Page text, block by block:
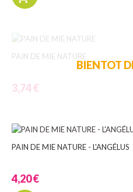
PAIN DE MIE NATURE
3,74 €
BIENTOT
PAIN DE MIE NATURE - L'ANGÉLUS
4,20 €